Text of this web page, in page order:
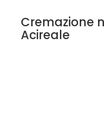
Cremazione
Acireale